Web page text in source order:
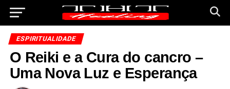
ESPIRITUALIDADE
O Reiki e a Cura do cancro –
Uma Nova Luz e Esperança